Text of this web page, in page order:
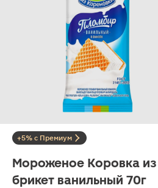
+5% с Премиум
Мороженое Коровка
брикет ванильный 70г